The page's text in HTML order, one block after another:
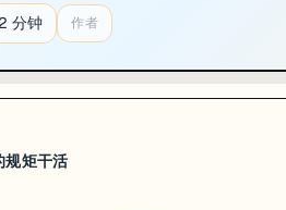
分钟 作者
矩干活